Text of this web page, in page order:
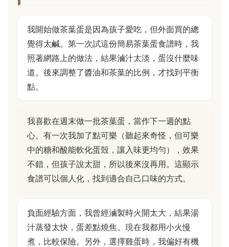
我開始做茶葉蛋是因為孩子愛吃，但外面買的總
覺得太鹹。第一次試這份簡易茶葉蛋食譜時，我
照著網路上的做法，結果滷汁太淡，蛋沒什麼味
道。後來調整了醬油和茶葉的比例，才找到平衡
點。
我喜歡在週末做一批茶葉蛋，當作下一週的點
心。有一次我加了點可樂（聽起來奇怪，但可樂
中的糖和酸能軟化蛋殼，讓入味更均勻），效果
不錯，但孩子說太甜，所以後來沒再用。這顯示
食譜可以個人化，找到適合自己口味的方式。
負面經驗方面，我曾經滷製時火開太大，結果湯
汁蒸發太快，蛋差點燒焦。現在我都用小火慢
煮，比較保險。另外，選擇雞蛋時，我偏好有機